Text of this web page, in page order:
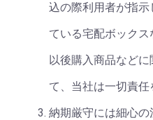
込の際利用者が指
ている宅配ボックス
以後購入商品など
て、当社は一切責任
納期厳守には細心の